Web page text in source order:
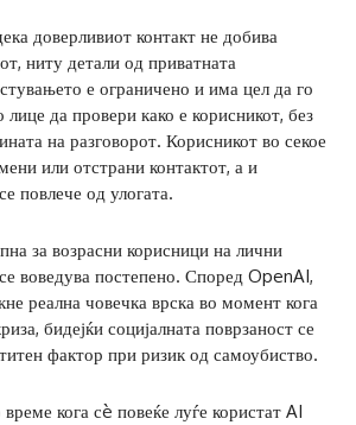
доверливиот контакт не добива
ниту детали од приватната
е ограничено и има цел да го
лице да провери како е корисникот, без
на разговорот. Корисникот во секое
или отстрани контактот, а и
повлече од улогата.
за возрасни корисници на лични
воведува постепено. Според OpenAI,
реална човечка врска во момент кога
бидејќи социјалната поврзаност се
фактор при ризик од самоубиство.
кога сè повеќе луѓе користат AI